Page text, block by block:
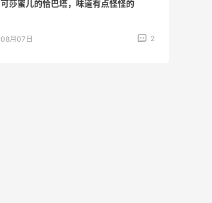
可莎蜜儿的恰巴塔，味道有点怪怪的
08月07日 2